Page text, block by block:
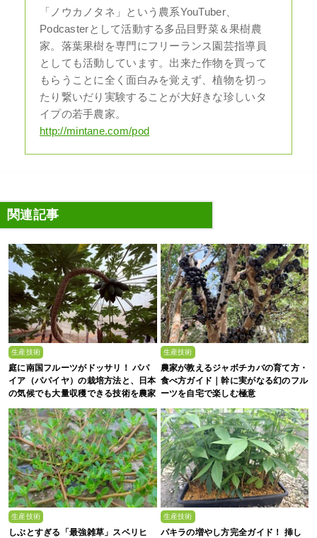
「ノウカノタネ」という農系YouTuber、
Podcasterとして活動する多品目野菜＆果樹農
家。落葉果樹を専門にフリーランス園芸指導員
としても活動しています。出来た作物を買って
もらうことに全く面白みを覚えず、植物を切っ
たり繋いだり実験することが大好きな珍しいタ
イプの若手農家。
http://mintane.com/pod
関連記事
生産技術
庭に南国フルーツがドッサリ！ パパ
イア（パパイヤ）の栽培方法と、日本
の気候でも大量収穫できる技術を農家
が解説
生産技術
農家が教えるジャボチカバの育て方・
食べ方ガイド｜幹に実がなる幻のフル
ーツを自宅で楽しむ極意
生産技術
しぶとすぎる「最強雑草」スベリヒ
生産技術
パキラの増やし方完全ガイド！ 挿し